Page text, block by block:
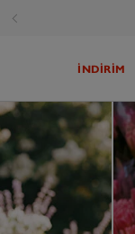
İNDİRİM